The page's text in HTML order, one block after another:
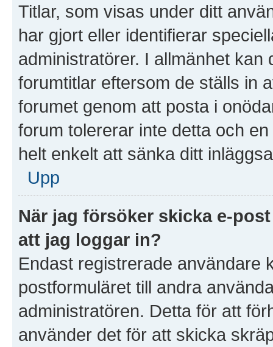
Titlar, som visas under ditt
har gjort eller identifierar
administratörer. I allmänhet
forumtitlar eftersom de ställs in
forumet genom att posta i
forum tolererar inte detta och
helt enkelt att sänka ditt
Upp
När jag försöker skicka e-
att jag loggar in?
Endast registrerade användare
postformuläret till andra
administratören. Detta för att
använder det för att skicka